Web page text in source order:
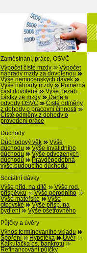
Zaměstnání, práce, OSVČ
Výpočet čisté mzdy
Výpočet
náhrady mzdy za dovolenou
Výše nemocenských dávek
Výše náhrady mzdy
Poměrná
část dovolené
Výše nezab.
částky ze mzdy
Daně a
odvody OSVČ
Čisté odměny
z dohody o pracovní činnosti
Čisté odměny z dohody o
provedení práce
Důchody
Důchodový věk
Výše
důchodu
Výše invalidního
důchodu
Výše odvozených
důchodů
Pravděpodobná
výše budoucího důchodu
Sociální dávky
Výše příd. na dítě
Výše rod.
příspěvku
Výše porodního
Výše mateřské
Výše
otcovské
Výše přísp. na
bydlení
Výše ošetřovného
Půjčky a úvěry
Výnos termínovaního vkladu
Spoření
Hypotéka
Úvěr
Kalkulačka os. bankrotu
Refinancování půjčky